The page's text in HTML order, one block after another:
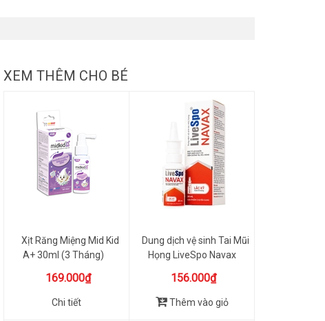
XEM THÊM CHO BÉ
Xịt Răng Miệng Mid Kid
A+ 30ml (3 Tháng)
169.000₫
Chi tiết
Dung dịch vệ sinh Tai Mũi
Họng LiveSpo Navax
156.000₫
Thêm vào giỏ